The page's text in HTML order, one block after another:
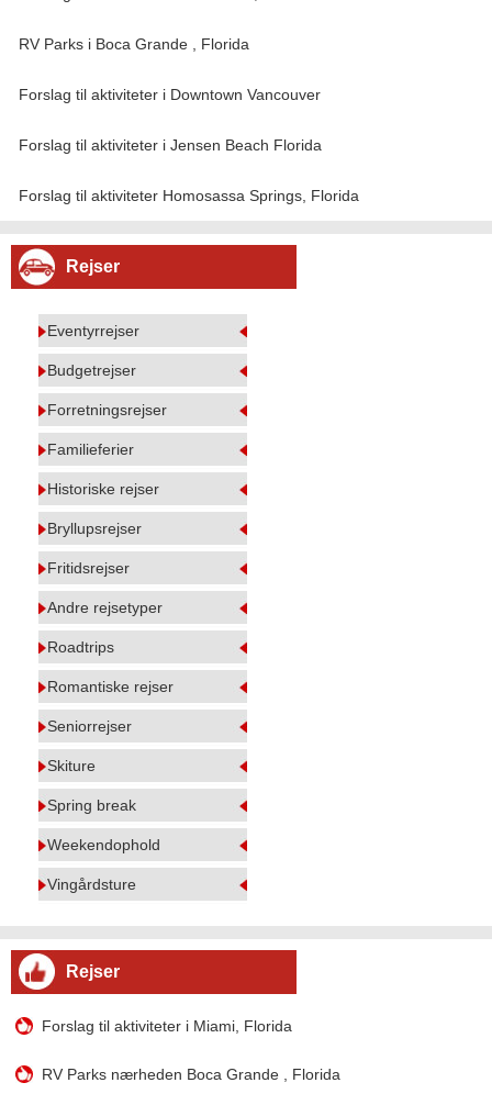
RV Parks i Boca Grande , Florida
Forslag til aktiviteter i Downtown Vancouver
Forslag til aktiviteter i Jensen Beach Florida
Forslag til aktiviteter Homosassa Springs, Florida
Rejser
Eventyrrejser
Budgetrejser
Forretningsrejser
Familieferier
Historiske rejser
Bryllupsrejser
Fritidsrejser
Andre rejsetyper
Roadtrips
Romantiske rejser
Seniorrejser
Skiture
Spring break
Weekendophold
Vingårdsture
Rejser
Forslag til aktiviteter i Miami, Florida
RV Parks nærheden Boca Grande , Florida